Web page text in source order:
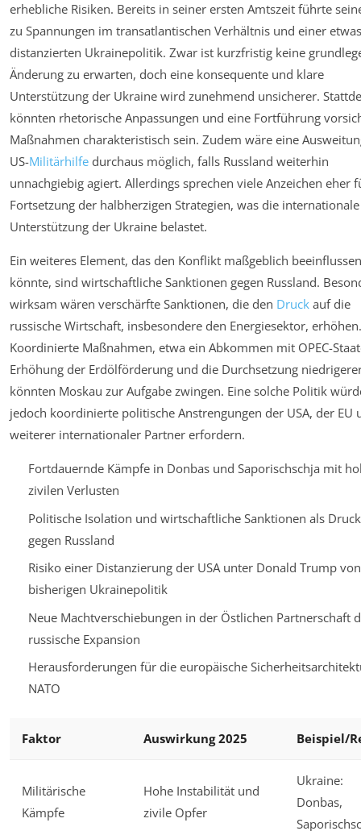
erhebliche Risiken. Bereits in seiner ersten Amtszeit führte
zu Spannungen im transatlantischen Verhältnis und einer etwas
distanzierten Ukrainepolitik. Zwar ist kurzfristig keine
Änderung zu erwarten, doch eine konsequente und klare
Unterstützung der Ukraine wird zunehmend unsicherer.
könnten rhetorische Anpassungen und eine Fortführung
Maßnahmen charakteristisch sein. Zudem wäre eine
US-Militärhilfe durchaus möglich, falls Russland weiterhin
unnachgiebig agiert. Allerdings sprechen viele Anzeichen eher
Fortsetzung der halbherzigen Strategien, was die internationale
Unterstützung der Ukraine belastet.
Ein weiteres Element, das den Konflikt maßgeblich beeinflussen
könnte, sind wirtschaftliche Sanktionen gegen Russland.
wirksam wären verschärfte Sanktionen, die den Druck auf die
russische Wirtschaft, insbesondere den Energiesektor, erhöhen.
Koordinierte Maßnahmen, etwa ein Abkommen mit OPEC-
Erhöhung der Erdölförderung und die Durchsetzung
könnten Moskau zur Aufgabe zwingen. Eine solche Politik
jedoch koordinierte politische Anstrengungen der USA, der EU
weiterer internationaler Partner erfordern.
Fortdauernde Kämpfe in Donbas und Saporischschja mit
zivilen Verlusten
Politische Isolation und wirtschaftliche Sanktionen als
gegen Russland
Risiko einer Distanzierung der USA unter Donald Trump
bisherigen Ukrainepolitik
Neue Machtverschiebungen in der Östlichen Partnerschaft
russische Expansion
Herausforderungen für die europäische
NATO
Faktor Auswirkung 2025 Beispiel/
Militärische
Kämpfe
Hohe Instabilität und
zivile Opfer
Ukraine:
Donbas,